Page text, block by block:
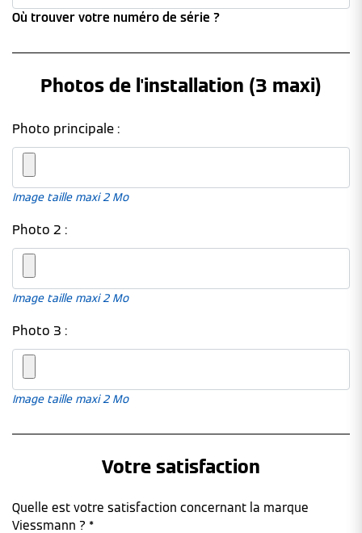
Où trouver votre numéro de série ?
Photos de l'installation (3 maxi)
Photo principale :
Image taille maxi 2 Mo
Photo 2 :
Image taille maxi 2 Mo
Photo 3 :
Image taille maxi 2 Mo
Votre satisfaction
Quelle est votre satisfaction concernant la marque
Viessmann ? *